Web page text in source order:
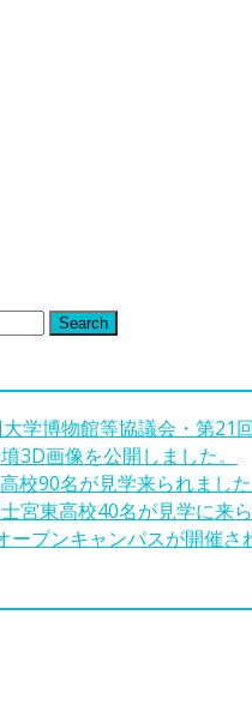
Search
学博物館等協議会・第21
3D画像を公開しました。
90名が見学来られました
東高校40名が見学に来ら
プンキャンパスが開催さ